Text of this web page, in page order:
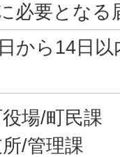
必要となる
から14日
場/町民課
/管理課